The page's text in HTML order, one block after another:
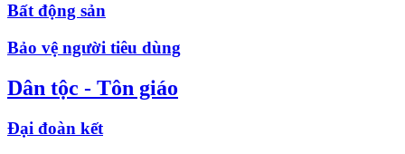
Bất động sản
Bảo vệ người tiêu dùng
Dân tộc - Tôn giáo
Đại đoàn kết